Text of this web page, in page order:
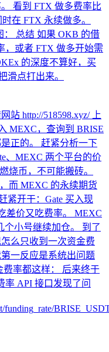
看到 FTX 做多费率比
在 FTX 永续做多。
： 总结 如果 OKB 的借
，或者 FTX 做多开始需
的深度不算好，买
滑点打出来。
站 http://518598.xyz/ 上
MEXC，查询到 BRISE
正的。 赶紧分析一下
、MEXC 两个平台的价
烧币，不可能搬砖。
而 MEXC 的永续期货
紧开干：Gate 买入现
差价又吃费率。 MEXC
个小号继续加仓。 到了
么只收到一次资金费
一反应是系统出问题
率都这样： 后来终于
率 API 接口发现了问
funding_rate/